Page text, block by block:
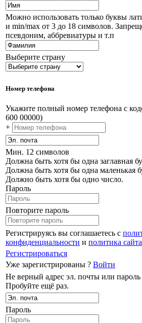
Можно использовать только буквы
и min/max от 3 до 18 символов.
псевдоним, аббревиатуры и т.п
Выберите страну
Номер телефона
Укажите полный номер телефона с
600 00000)
+
Мин. 12 символов
Должна быть хотя бы одна заглавная
Должна быть хотя бы одна маленькая
Должно быть хотя бы одно число.
Пароль
Повторите пароль
Регистрируясь вы соглашаетесь с
конфиденциальности и политика сайта
Регистрироваться
Уже зарегистрированы ? Войти
Не верный адрес эл. почты или пароль
Пробуйте ещё раз.
Пароль